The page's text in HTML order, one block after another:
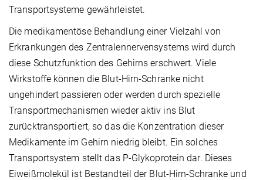
Transportsysteme gewährleistet.
Die medikamentöse Behandlung einer Vielzahl von
Erkrankungen des Zentralennervensystems wird durch
diese Schutzfunktion des Gehirns erschwert. Viele
Wirkstoffe können die Blut-Hirn-Schranke nicht
ungehindert passieren oder werden durch spezielle
Transportmechanismen wieder aktiv ins Blut
zurücktransportiert, so das die Konzentration dieser
Medikamente im Gehirn niedrig bleibt. Ein solches
Transportsystem stellt das P-Glykoprotein dar. Dieses
Eiweißmolekül ist Bestandteil der Blut-Hirn-Schranke und